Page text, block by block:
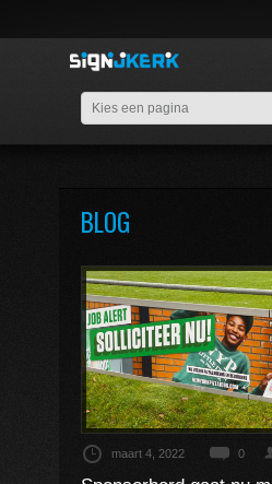
BLOG
maart 4, 2022 0